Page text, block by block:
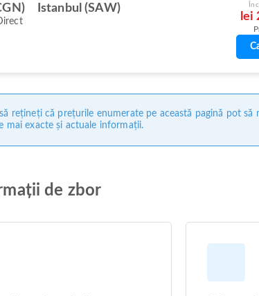
Istanbul (SAW)
lei
rețineți că prețurile enumerate pe această pagină pot
mai exacte și actuale informații.
de zbor